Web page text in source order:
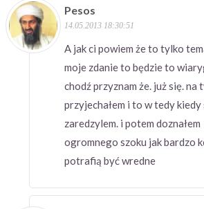
Pesos
14.05.2013 18:30:51
A jak ci powiem że to tylko
moje zdanie to będzie to
chodź przyznam że. już się. na
przyjechałem i to w tedy kiedy
zaredzylem. i potem doznałem
ogromnego szoku jak bardzo
potrafią być wredne